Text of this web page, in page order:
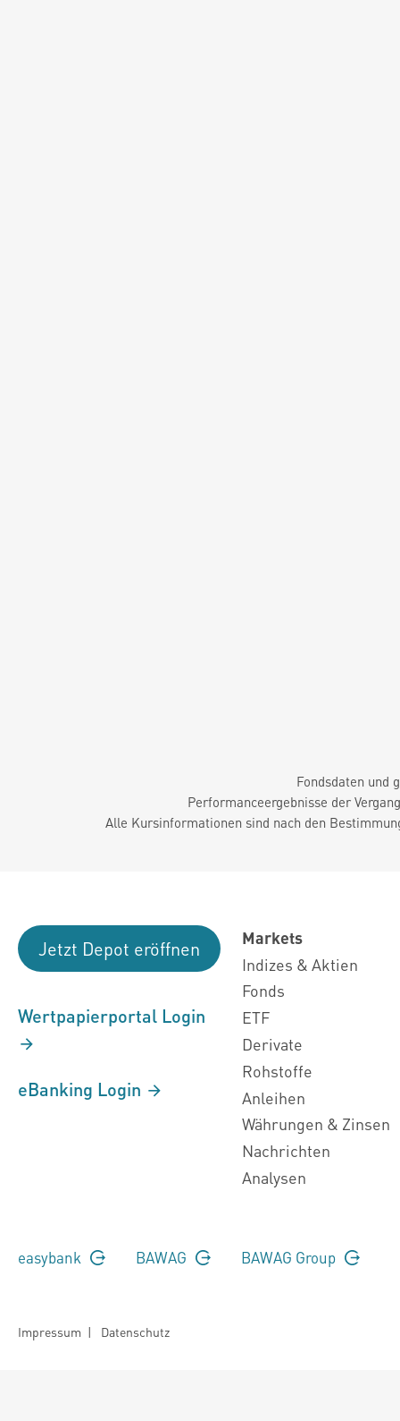
Fondsdaten und
Performanceergebnisse der
Alle Kursinformationen sind nach den
Jetzt Depot eröffnen
Wertpapierportal Login
eBanking Login
Markets
Indizes & Aktien
Fonds
ETF
Derivate
Rohstoffe
Anleihen
Währungen & Zinsen
Nachrichten
Analysen
easybank BAWAG BAWAG Group
Impressum | Datenschutz